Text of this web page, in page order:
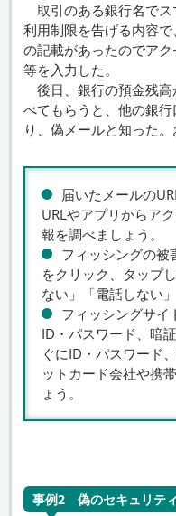
取引のある銀行名でス
利用制限を告げる内容
の記載があったのでア
等を入力した。
後日、銀行の預金残高
べてもらうと、他の銀
り、偽メールと知った
届いたメールの
URLやアプリからア
報を調べましょう。
フィッシングの被
をクリック、タップ
ない」「電話しない
フィッシングサイ
ID・パスワード、暗
ぐにID・パスワード
ットカード会社や携
ょう。
事例2 偽のセキュリテ